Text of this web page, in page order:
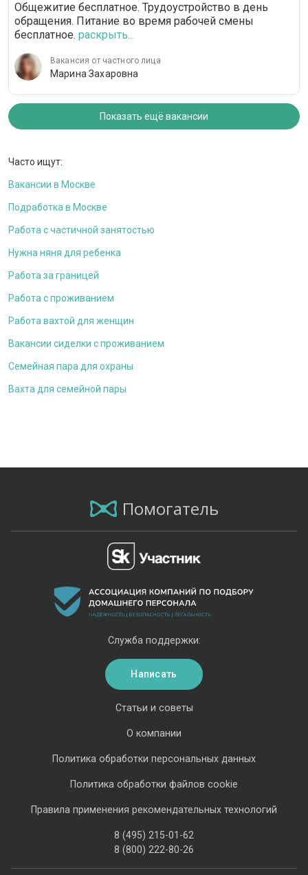
Общежитие бесплатное. Трудоустройство в день
обращения. Питание во время рабочей смены
бесплатное. раскрыть...
Вакансия от частного лица
Марина Захаровна
Показать ещё вакансии
Часто ищут:
Вакансии в Москве
Подработка в Москве
Работа с частичной занятостью
Нужна няня для ребенка
Работа за границей
Работа с проживанием
Работа вахтой для женщин
Вакансии сиделки с проживанием
Семейная пара для охраны
Вахта для семейной пары
Помогатель
Статьи и советы
О компании
Политика обработки персональных данных
Политика обработки файлов cookie
Правила применения рекомендательных технологий
8 (495) 215-01-62
8 (800) 222-80-26
Служба поддержки:
Написать